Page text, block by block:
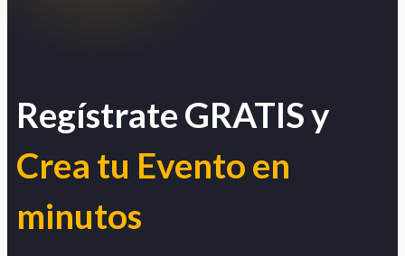
Regístrate GRATIS y
Crea tu Evento en
minutos